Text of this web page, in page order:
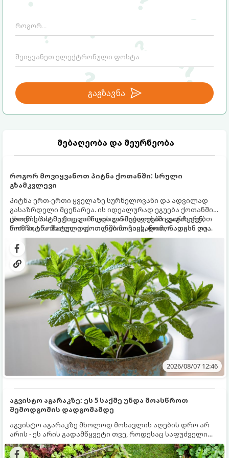
გაგზავნა
მებაღეობა და მეურნეობა
როგორ მოვიყვანოთ პიტნა ქოთანში: სრული
გზამკვლევი
პიტნა ერთ-ერთი ყველაზე სურნელოვანი და ადვილად
გასაზრდელი მცენარეა. ის იდეალურად ეგუება ქოთანში
ცხოვრებას, მეტიც, გამოცდილი მებაღეები გვირჩევენ,
რომ პიტნა მხოლოდ ქოთანში მოვიყვანოთ, რადგან ღია
გრუნტში (ბაღში) დარგვისას ის ფესვებით ძალიან
სწრაფად ვრცელდება და სხვა მცენარეებს ავიწროებს.
ქოთნის პიტნა მთელი წლის განმავლობაში გაგახარებთ
ნორჩი, არომატული ფოთლებით ჩაის, ლიმონათისა თუ
კერძებისთვის.
2026/08/07 12:46
აგვისტო აგარაკზე: ეს 5 საქმე უნდა მოასწროთ
შემოდგომის დადგომამდე
აგვისტო აგარაკზე მხოლოდ მოსავლის აღების დრო არ
არის - ეს არის გადამწყვეტი თვე, როდესაც საფუძველი
ეყრება მომავალი წლის მოსავალს და ბაღი მზადდება
შემოდგომა-ზამთრის სეზონისთვის. იმისათვის, რომ